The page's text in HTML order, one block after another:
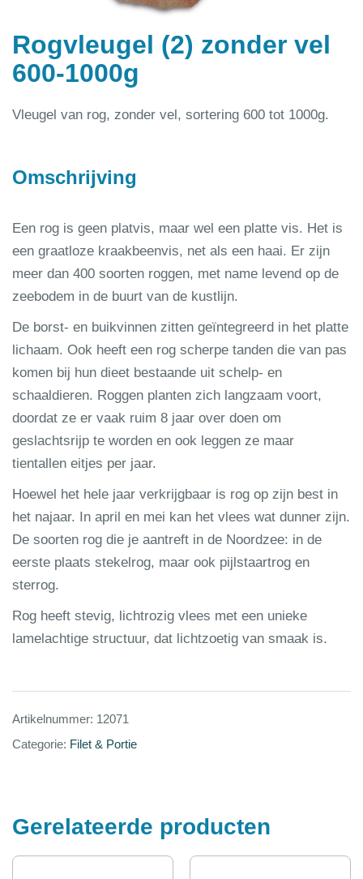
Rogvleugel (2) zonder vel
600-1000g
Vleugel van rog, zonder vel, sortering 600 tot 1000g.
Omschrijving
Een rog is geen platvis, maar wel een platte vis. Het is
een graatloze kraakbeenvis, net als een haai. Er zijn
meer dan 400 soorten roggen, met name levend op de
zeebodem in de buurt van de kustlijn.
De borst- en buikvinnen zitten geïntegreerd in het platte
lichaam. Ook heeft een rog scherpe tanden die van pas
komen bij hun dieet bestaande uit schelp- en
schaaldieren. Roggen planten zich langzaam voort,
doordat ze er vaak ruim 8 jaar over doen om
geslachtsrijp te worden en ook leggen ze maar
tientallen eitjes per jaar.
Hoewel het hele jaar verkrijgbaar is rog op zijn best in
het najaar. In april en mei kan het vlees wat dunner zijn.
De soorten rog die je aantreft in de Noordzee: in de
eerste plaats stekelrog, maar ook pijlstaartrog en
sterrog.
Rog heeft stevig, lichtrozig vlees met een unieke
lamelachtige structuur, dat lichtzoetig van smaak is.
Artikelnummer: 12071
Categorie: Filet & Portie
Gerelateerde producten